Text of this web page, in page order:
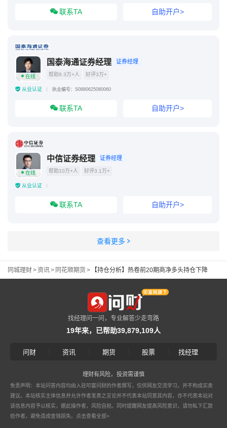
联系TA 自助开户>
在线
国泰海通证券经理 证券经理
帮助9.3万+人 好评3万+
从业认证 执业编号：S0880625080060
联系TA 自助开户>
在线
中信证券经理 证券经理
帮助10万+人 好评3.1万+
从业认证
联系TA 自助开户>
查看更多
同城理财>资讯> 同花顺期货> 【持仓分析】热卷前20期商净多头持仓下降
找经理问一问，专业解答少走弯路
19年来，已帮助39,879,109人
问财 资讯 期货 股票 找经理
理财有风险，投资需谨慎
免责声明：本站问答内容均由入驻叩富问财的作者撰写，仅供网友交流学习，并不构成买卖
建议。本站核实主体信息并允许作者发表之言论并不代表本站同意其内容，亦不代表本站对
该信息内容予以核实，据此操作者，风险自担。同时提醒网友提高风险意识，请勿私下汇款
给作者，避免造成金钱损失。 点击查看全部>